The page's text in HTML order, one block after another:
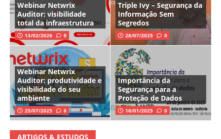
Webinar Netwrix
Auditor: visibilidade
total da infraestrutura
13/02/2026 0
Triple Ivy – Segurança da
Informação Sem
Segredos
28/07/2025 0
Webinar Netwrix
Auditor: produtividade e
visibilidade do seu
ambiente
25/07/2025 0
Importância da
Segurança para a
Proteção de Dados
16/01/2025 0
ARTIGOS & ESTUDOS